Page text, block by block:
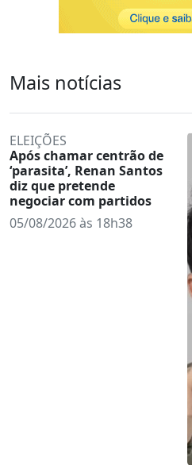
Mais notícias
ELEIÇÕES
Após chamar centrão de
‘parasita’, Renan Santos
diz que pretende
negociar com partidos
05/08/2026 às 18h38